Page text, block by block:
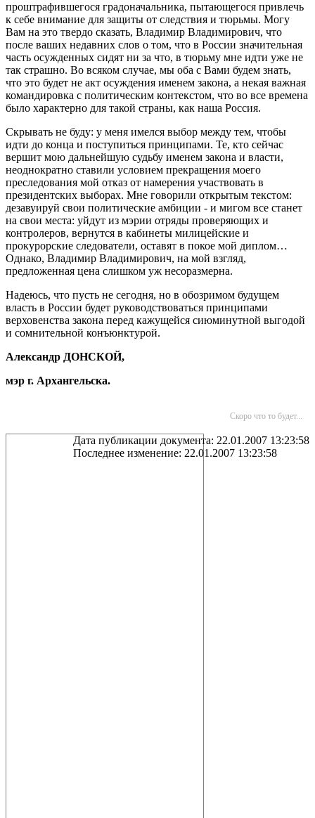
проштрафившегося градоначальника, пытающегося привлечь
к себе внимание для защиты от следствия и тюрьмы. Могу
Вам на это твердо сказать, Владимир Владимирович, что
после ваших недавних слов о том, что в России значительная
часть осужденных сидят ни за что, в тюрьму мне идти уже не
так страшно. Во всяком случае, мы оба с Вами будем знать,
что это будет не акт осуждения именем закона, а некая важная
командировка с политическим контекстом, что во все времена
было характерно для такой страны, как наша Россия.
Скрывать не буду: у меня имелся выбор между тем, чтобы
идти до конца и поступиться принципами. Те, кто сейчас
вершит мою дальнейшую судьбу именем закона и власти,
неоднократно ставили условием прекращения моего
преследования мой отказ от намерения участвовать в
президентских выборах. Мне говорили открытым текстом:
дезавуируй свои политические амбиции - и мигом все станет
на свои места: уйдут из мэрии отряды проверяющих и
контролеров, вернутся в кабинеты милицейские и
прокурорские следователи, оставят в покое мой диплом…
Однако, Владимир Владимирович, на мой взгляд,
предложенная цена слишком уж несоразмерна.
Надеюсь, что пусть не сегодня, но в обозримом будущем
власть в России будет руководствоваться принципами
верховенства закона перед кажущейся сиюминутной выгодой
и сомнительной конъюнктурой.
Александр ДОНСКОЙ,
мэр г. Архангельска.
Скоро что то будет...
Дата публикации документа: 22.01.2007 13:23:58
Последнее изменение: 22.01.2007 13:23:58